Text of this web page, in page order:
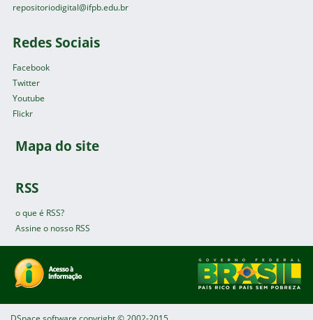
repositoriodigital@ifpb.edu.br
Redes Sociais
Facebook
Twitter
Youtube
Flickr
Mapa do site
RSS
o que é RSS?
Assine o nosso RSS